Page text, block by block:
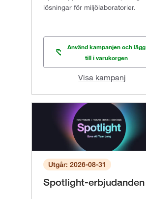
lösningar för miljölaboratorier.
Använd kampanjen och lägg
till i varukorgen
Visa kampanj
Utgår: 2026-08-31
Spotlight-erbjudanden